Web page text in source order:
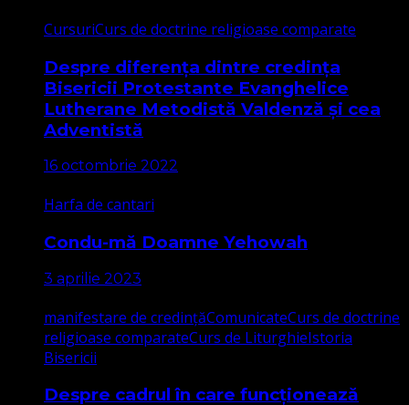
CursuriCurs de doctrine religioase comparate
Despre diferența dintre credința
Bisericii Protestante Evanghelice
Lutherane Metodistă Valdenză și cea
Adventistă
16 octombrie 2022
Harfa de cantari
Condu-mă Doamne Yehowah
3 aprilie 2023
manifestare de credințăComunicateCurs de doctrine
religioase comparateCurs de LiturghieIstoria
Bisericii
Despre cadrul în care funcționează